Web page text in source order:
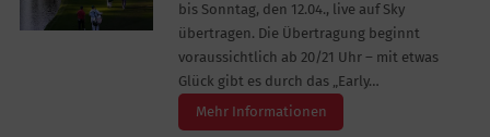
bis Sonntag, den 12.04., live auf Sky
übertragen. Die Übertragung beginnt
voraussichtlich ab 20/21 Uhr – mit etwas
Glück gibt es durch das „Early…
Mehr Informationen